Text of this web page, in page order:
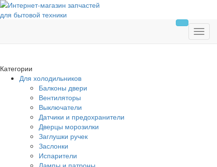
Категории
Для холодильников
Балконы двери
Вентиляторы
Выключатели
Датчики и предохранители
Дверцы морозилки
Заглушки ручек
Заслонки
Испарители
Лампы и патроны